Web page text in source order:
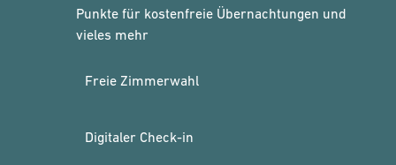
Punkte für kostenfreie Übernachtungen und
vieles mehr
Freie Zimmerwahl
Digitaler Check-in